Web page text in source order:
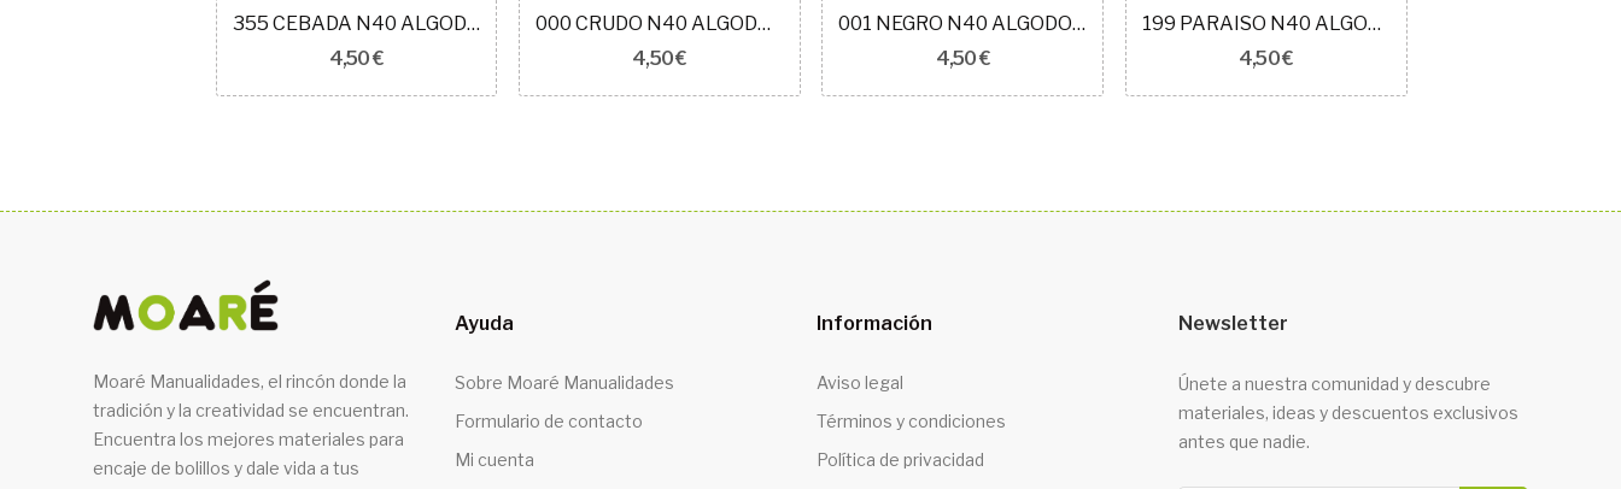
355 CEBADA N40 ALGODÓN EGIPCIO ROYAL
4,50 €
000 CRUDO N40 ALGODON EGIPCIO ROYAL
4,50 €
001 NEGRO N40 ALGODON EGIPCIO ROYAL
4,50 €
199 PARAISO N40 ALGODÓN EGIPCIO ROYAL
4,50 €
Moaré Manualidades, el rincón donde la
tradición y la creatividad se encuentran.
Encuentra los mejores materiales para
encaje de bolillos y dale vida a tus
Ayuda
Sobre Moaré Manualidades
Formulario de contacto
Mi cuenta
Información
Aviso legal
Términos y condiciones
Política de privacidad
Newsletter
Únete a nuestra comunidad y descubre
materiales, ideas y descuentos exclusivos
antes que nadie.